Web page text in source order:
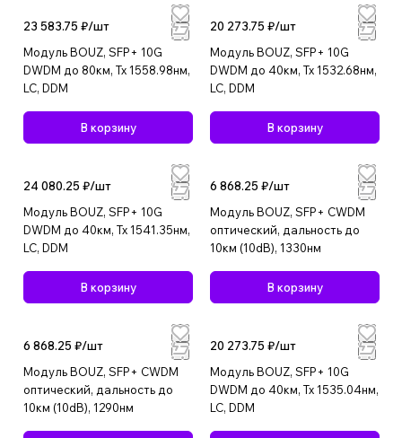
23 583.75 ₽/шт
Модуль BOUZ, SFP+ 10G
DWDM до 80км, Tx 1558.98нм,
LC, DDM
В корзину
20 273.75 ₽/шт
Модуль BOUZ, SFP+ 10G
DWDM до 40км, Tx 1532.68нм,
LC, DDM
В корзину
24 080.25 ₽/шт
Модуль BOUZ, SFP+ 10G
DWDM до 40км, Tx 1541.35нм,
LC, DDM
В корзину
6 868.25 ₽/шт
Модуль BOUZ, SFP+ CWDM
оптический, дальность до
10км (10dB), 1330нм
В корзину
6 868.25 ₽/шт
Модуль BOUZ, SFP+ CWDM
оптический, дальность до
10км (10dB), 1290нм
20 273.75 ₽/шт
Модуль BOUZ, SFP+ 10G
DWDM до 40км, Tx 1535.04нм,
LC, DDM